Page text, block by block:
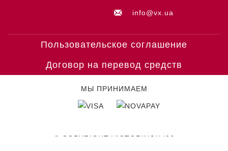
info@vx.ua
Пользовательское соглашение
Договор на перевод средств
МЫ ПРИНИМАЕМ
© COPYRIGHT VICTORINOX '26